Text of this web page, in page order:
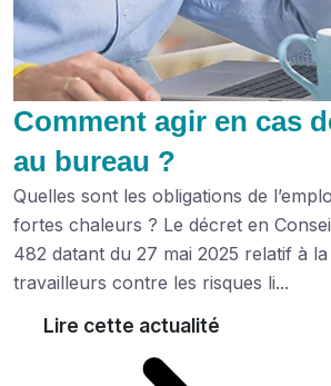
Comment agir en cas
au bureau ?
Quelles sont les obligations de
fortes chaleurs ? Le décret en
482 datant du 27 mai 2025 relatif à
travailleurs contre les risques li...
Lire cette actualité